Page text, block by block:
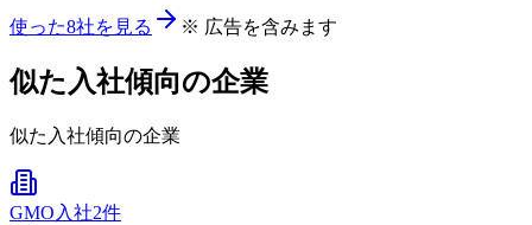
使った8社を見る ※ 広告を含みます
似た入社傾向の企業
似た入社傾向の企業
GMO 入社2件